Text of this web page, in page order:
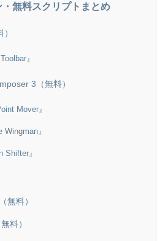
無料スクリプトまとめ
』
3（無料）
Mover』
Wingman』
Shifter』
無料）
料）